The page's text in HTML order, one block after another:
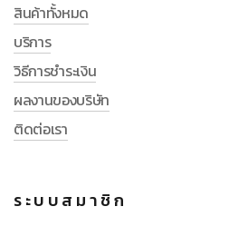
สินค้าทั้งหมด
บริการ
วิธีการชำระเงิน
ผลงานของบริษัท
ติดต่อเรา
ระบบสมาชิก